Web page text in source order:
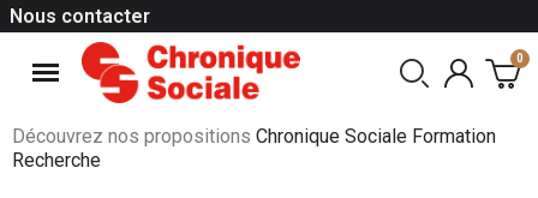
Nous contacter
Découvrez nos propositions Chronique Sociale Formation
Recherche